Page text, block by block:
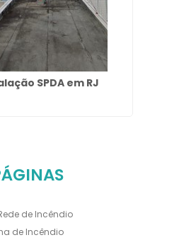
SPDA em RJ
de Incêndio
de Incêndio